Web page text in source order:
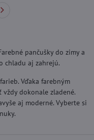
pančušky do zimy a
chladu aj zahrejú.
Vďaka farebným
dokonale zladené.
aj moderné. Vyberte si